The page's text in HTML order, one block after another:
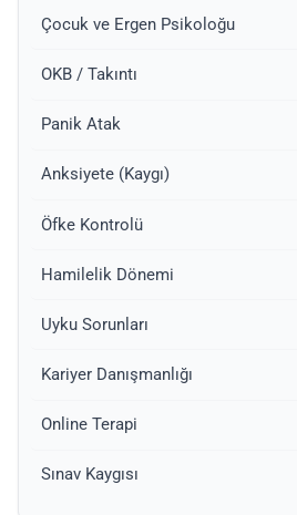
Çocuk ve Ergen Psikoloğu
OKB / Takıntı
Panik Atak
Anksiyete (Kaygı)
Öfke Kontrolü
Hamilelik Dönemi
Uyku Sorunları
Kariyer Danışmanlığı
Online Terapi
Sınav Kaygısı